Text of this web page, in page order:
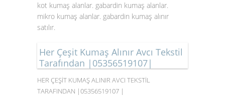
kot kumaş alanlar. gabardin kumaş alanlar.
mikro kumaş alanlar. gabardin kumaş alınır
satılır.
Her Çeşit Kumaş Alınır Avcı Tekstil
Tarafından |05356519107|
HER ÇEŞİT KUMAŞ ALINIR AVCI TEKSTİL
TARAFINDAN |05356519107 |